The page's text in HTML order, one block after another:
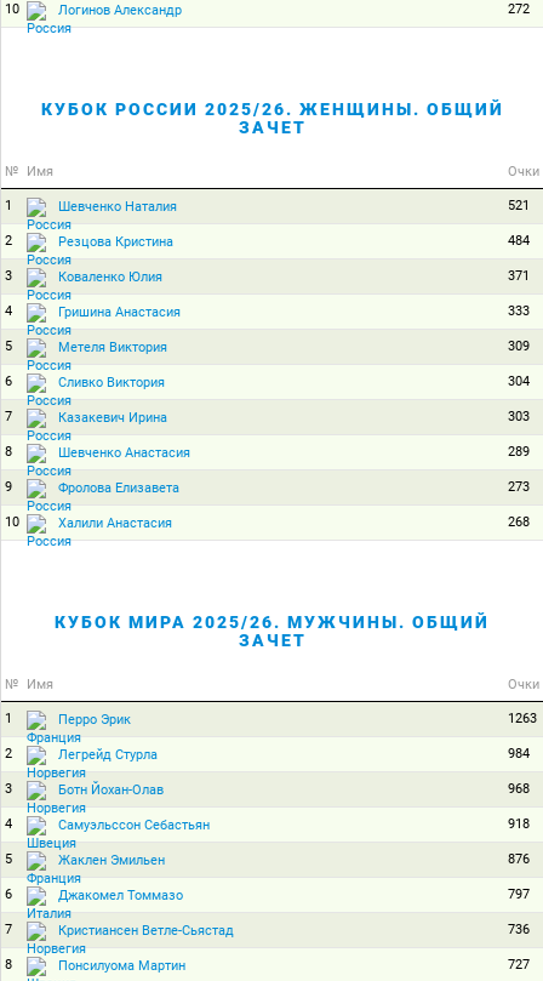
10 Логинов Александр 272
КУБОК РОССИИ 2025/26. ЖЕНЩИНЫ. ОБЩИЙ
ЗАЧЕТ
№ Имя Очки
1 Шевченко Наталия 521
2 Резцова Кристина 484
3 Коваленко Юлия 371
4 Гришина Анастасия 333
5 Метеля Виктория 309
6 Сливко Виктория 304
7 Казакевич Ирина 303
8 Шевченко Анастасия 289
9 Фролова Елизавета 273
10 Халили Анастасия 268
КУБОК МИРА 2025/26. МУЖЧИНЫ. ОБЩИЙ
ЗАЧЕТ
№ Имя Очки
1 Перро Эрик 1263
2 Легрейд Стурла 984
3 Ботн Йохан-Олав 968
4 Самуэльссон Себастьян 918
5 Жаклен Эмильен 876
6 Джакомел Томмазо 797
7 Кристиансен Ветле-Сьястад 736
8 Понсилуома Мартин 727